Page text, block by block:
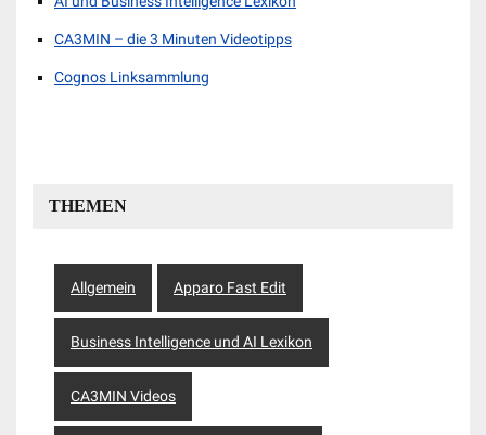
CA3MIN – die 3 Minuten Videotipps
Cognos Linksammlung
THEMEN
Allgemein Apparo Fast Edit
Business Intelligence und AI Lexikon
CA3MIN Videos